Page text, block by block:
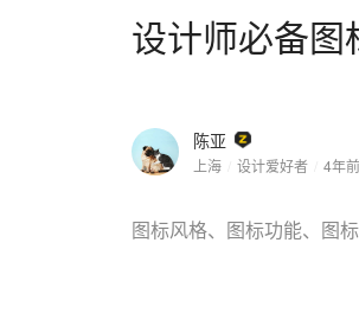
设计师必备图
陈亚
上海 设计爱好者 4年前
图标风格、图标功能、图